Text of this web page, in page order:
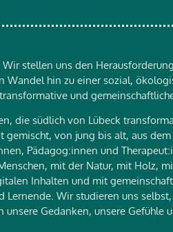
Wir stellen uns den
Wandel hin zu einer sozial,
und
die südlich von Lübeck
gemischt, von jung bis alt, aus
Pädagog:innen und
mit der Natur, mit Holz,
Inhalten und mit
Lernende. Wir studieren uns
unsere Gedanken, unsere Gefühle